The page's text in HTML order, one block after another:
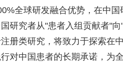
全球研发融合优势，在中
研究者从"患者入组贡献者"
册类研究，将致力于探索在
对中国患者的长期承诺，为